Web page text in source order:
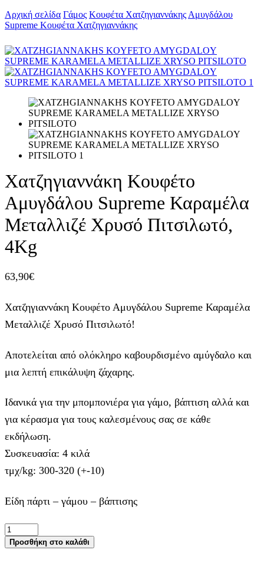
Αρχική σελίδα Γάμος Κουφέτα Χατζηγιαννάκης Αμυγδάλου
Supreme Κουφέτα Χατζηγιαννάκης
Χατζηγιαννάκη Κουφέτο
Αμυγδάλου Supreme Καραμέλα
Μεταλλιζέ Χρυσό Πιτσιλωτό,
4Kg
63,90€
Χατζηγιαννάκη Κουφέτο Αμυγδάλου Supreme Καραμέλα
Μεταλλιζέ Χρυσό Πιτσιλωτό!
Αποτελείται από ολόκληρο καβουρδισμένο αμύγδαλο και
μια λεπτή επικάλυψη ζάχαρης.
Ιδανικά για την μπομπονιέρα για γάμο, βάπτιση αλλά και
για κέρασμα για τους καλεσμένους σας σε κάθε
εκδήλωση.
Συσκευασία: 4 κιλά
τμχ/kg: 300-320 (+-10)
Είδη πάρτι – γάμου – βάπτισης
Χατζηγιαννάκη
Κουφέτο
Αμυγδάλου
Προσθήκη στο καλάθι